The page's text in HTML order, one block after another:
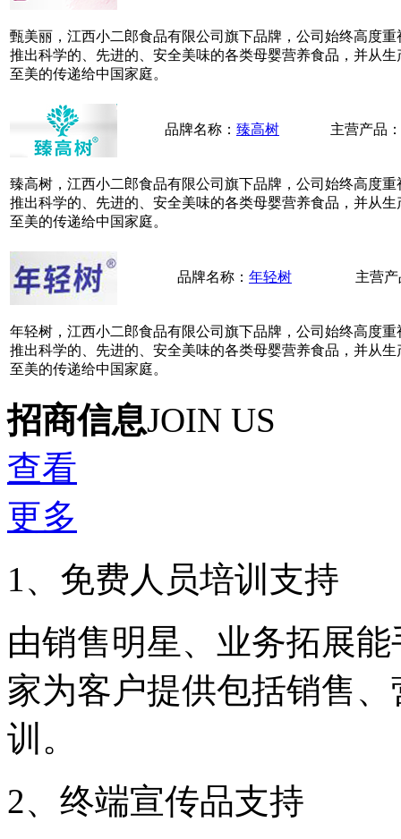
甄美丽，江西小二郎食品有限公司旗下品牌，公司始终高度
推出科学的、先进的、安全美味的各类母婴营养食品，并从
至美的传递给中国家庭。
品牌名称： 臻高树 主营产品：
臻高树，江西小二郎食品有限公司旗下品牌，公司始终高度
推出科学的、先进的、安全美味的各类母婴营养食品，并从
至美的传递给中国家庭。
品牌名称： 年轻树 主营
年轻树，江西小二郎食品有限公司旗下品牌，公司始终高度
推出科学的、先进的、安全美味的各类母婴营养食品，并从
至美的传递给中国家庭。
招商信息JOIN US
查看
更多
1、免费人员培训支持
由销售明星、业务拓展
家为客户提供包括销售
训。
2、终端宣传品支持